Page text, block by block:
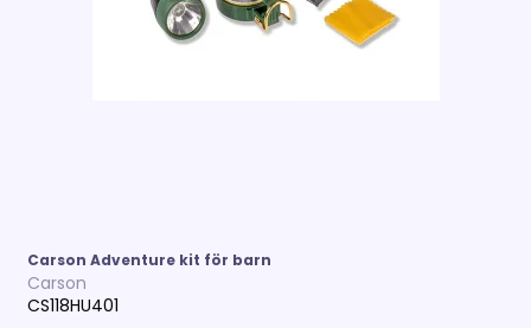
Carson Adventure kit för barn
Carson
CS118HU401